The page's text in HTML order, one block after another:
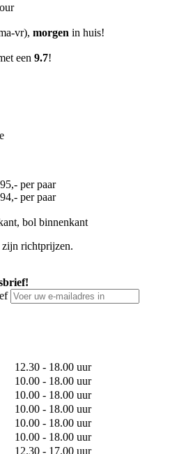
vr), morgen in huis!
een 9.7!
per paar
per paar
bol binnenkant
richtprijzen.
12.30 - 18.00 uur
10.00 - 18.00 uur
10.00 - 18.00 uur
10.00 - 18.00 uur
10.00 - 18.00 uur
10.00 - 18.00 uur
12.30 - 17.00 uur